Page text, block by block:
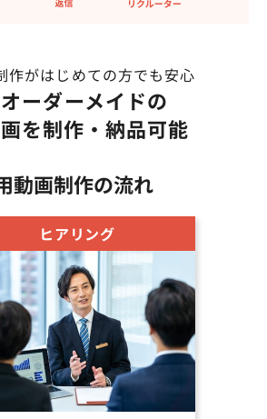
作がはじめての方でも安心
ーダーメイドの
を制作・納品可能
動画制作の流れ
ヒアリング